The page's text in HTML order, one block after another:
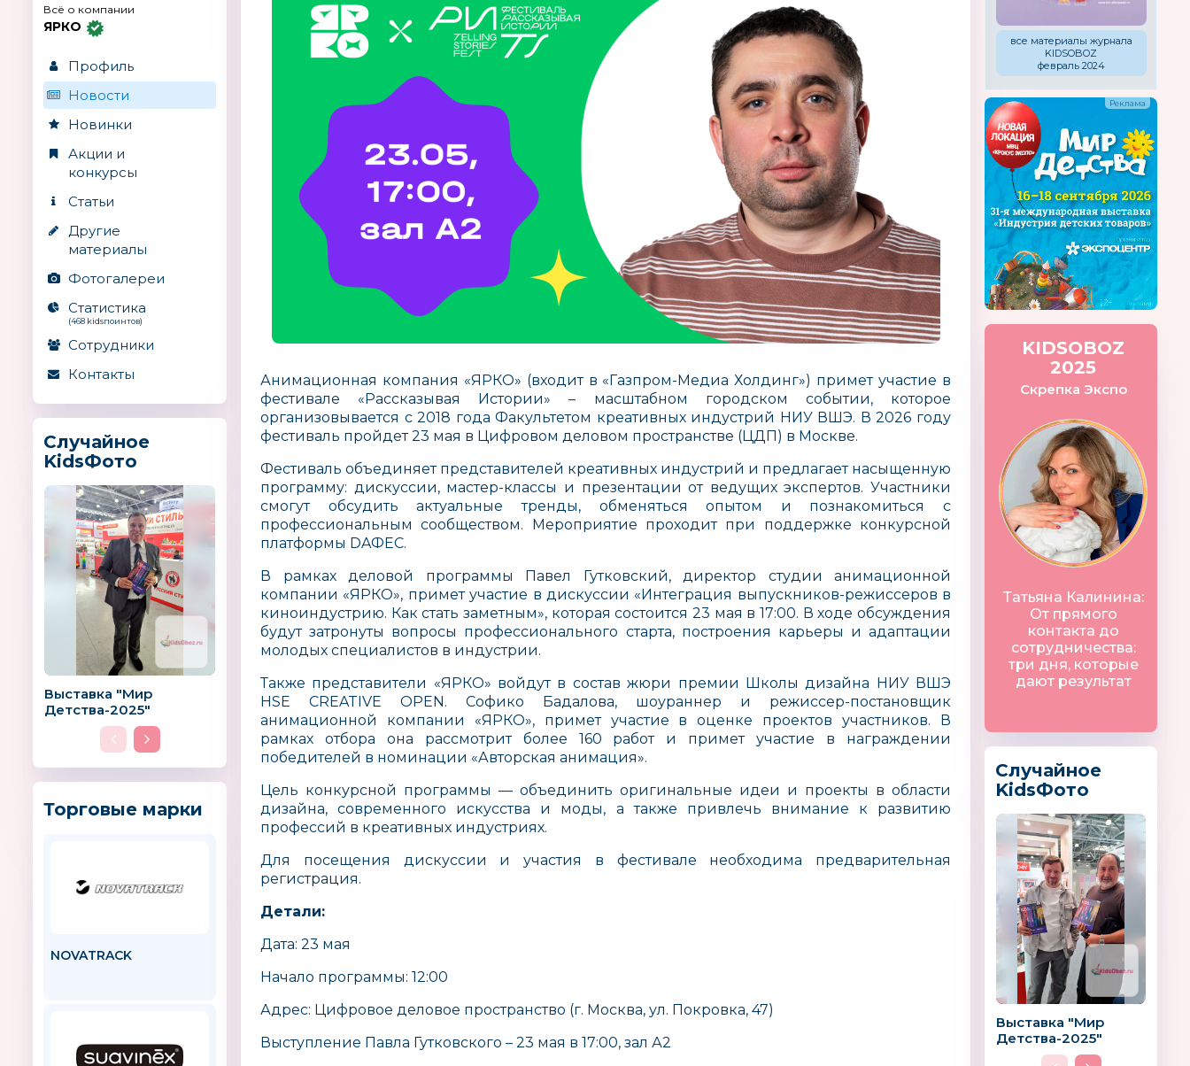
Всё о компании
ЯРКО
Профиль
Новости
Новинки
Акции и
конкурсы
Статьи
Другие
материалы
Фотогалереи
Статистика
(468 kidsпоинтов)
Сотрудники
Контакты
Случайное
KidsФото
Выставка "Мир
Детства-2025"
Торговые марки
NOVATRACK Navington
Польша Россия
ROMANA
Анимационная компания «ЯРКО» (входит в «Газпром-Медиа Холдинг») примет участие в
фестивале «Рассказывая Истории» – масштабном городском событии, которое
организовывается с 2018 года Факультетом креативных индустрий НИУ ВШЭ. В 2026 году
фестиваль пройдет 23 мая в Цифровом деловом пространстве (ЦДП) в Москве.
Фестиваль объединяет представителей креативных индустрий и предлагает насыщенную
программу: дискуссии, мастер-классы и презентации от ведущих экспертов. Участники
смогут обсудить актуальные тренды, обменяться опытом и познакомиться с
профессиональным сообществом. Мероприятие проходит при поддержке конкурсной
платформы DAФЕС.
В рамках деловой программы Павел Гутковский, директор студии анимационной
компании «ЯРКО», примет участие в дискуссии «Интеграция выпускников-режиссеров в
киноиндустрию. Как стать заметным», которая состоится 23 мая в 17:00. В ходе обсуждения
будут затронуты вопросы профессионального старта, построения карьеры и адаптации
молодых специалистов в индустрии.
Также представители «ЯРКО» войдут в состав жюри премии Школы дизайна НИУ ВШЭ
HSE CREATIVE OPEN. Софико Бадалова, шоураннер и режиссер-постановщик
анимационной компании «ЯРКО», примет участие в оценке проектов участников. В
рамках отбора она рассмотрит более 160 работ и примет участие в награждении
победителей в номинации «Авторская анимация».
Цель конкурсной программы — объединить оригинальные идеи и проекты в области
дизайна, современного искусства и моды, а также привлечь внимание к развитию
профессий в креативных индустриях.
Для посещения дискуссии и участия в фестивале необходима предварительная
регистрация.
Детали:
Дата: 23 мая
Начало программы: 12:00
Адрес: Цифровое деловое пространство (г. Москва, ул. Покровка, 47)
Выступление Павла Гутковского – 23 мая в 17:00, зал А2
все материалы журнала
KIDSOBOZ
февраль 2024
KIDSOBOZ
2025
Скрепка Экспо
Татьяна Калинина:
От прямого
контакта до
сотрудничества:
три дня, которые
дают результат
Случайное
KidsФото
Выставка "Мир
Детства-2025"